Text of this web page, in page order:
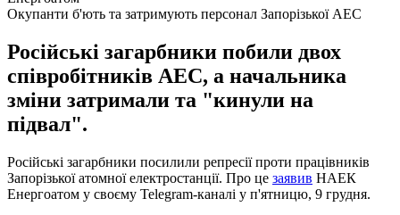
Окупанти б'ють та затримують персонал Запорізької АЕС
Російські загарбники побили двох
співробітників АЕС, а начальника
зміни затримали та "кинули на
підвал".
Російські загарбники посилили репресії проти працівників
Запорізької атомної електростанції. Про це заявив НАЕК
Енергоатом у своєму Telegram-каналі у п'ятницю, 9 грудня.